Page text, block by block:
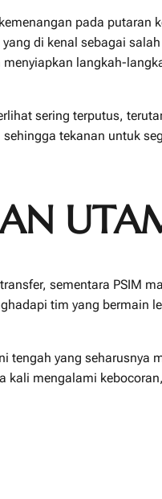
pada putaran
di kenal sebagai
langkah-
sering terputus,
tekanan untuk
sementara PSIM
tim yang bermain
tengah yang seharusnya
kali mengalami